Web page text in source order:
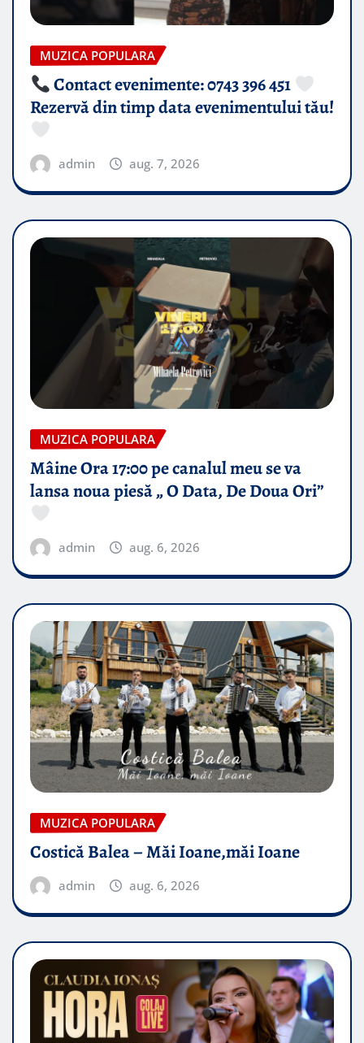
MUZICA POPULARA
Contact evenimente: 0743 396 451
Rezervă din timp data evenimentului tău!
admin aug. 7, 2026
MUZICA POPULARA
Mâine Ora 17:00 pe canalul meu se va
lansa noua piesă „ O Data, De Doua Ori”
admin aug. 6, 2026
MUZICA POPULARA
Costică Balea – Măi Ioane,măi Ioane
admin aug. 6, 2026